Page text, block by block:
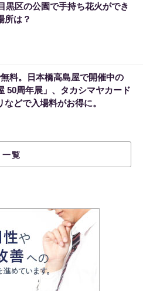
黒区の公園で手持ち花火ができ
所は？
料。日本橋高島屋で開催中の
50周年展」、タカシマヤカード
などで入場料がお得に。
一覧